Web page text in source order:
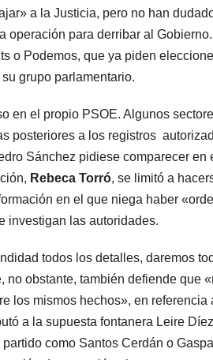
a la Justicia, pero no han
operación para derribar al
o Podemos, que ya piden
grupo parlamentario.
en el propio PSOE. Algunos
posteriores a los registros
Sánchez pidiese comparecer en
Rebeca Torró, se limitó a
en el que niega haber
investigan las autoridades.
todos los detalles, daremos
obstante, también defiende que «
los mismos hechos», en referencia
a la supuesta fontanera Leire
como Santos Cerdán o